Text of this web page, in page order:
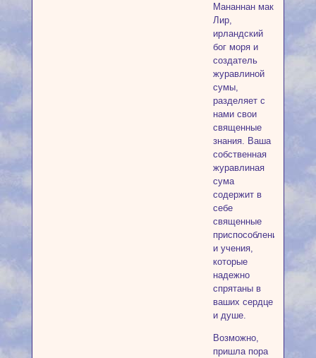
Мананнан мак
Лир,
ирландский
бог моря и
создатель
журавлиной
сумы,
разделяет с
нами свои
священные
знания. Ваша
собственная
журавлиная
сума
содержит в
себе
священные
приспособления
и учения,
которые
надежно
спрятаны в
ваших сердце
и душе.
Возможно,
пришла пора